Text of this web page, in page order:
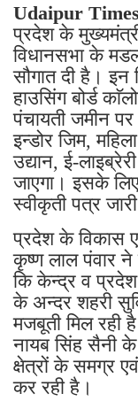
Udaipur
प्रदेश के
विधानसभा के
सौगात दी है। इन
हाउसिंग बोर्ड
पंचायती जमीन
इन्डोर जिम,
उद्यान, ई-
जाएगा। इसके
स्वीकृती पत्र
प्रदेश के विकास
कृष्ण लाल पंवार
कि केन्द्र व
के अन्दर शहरी
मजबूती मिल रही
नायब सिंह सैनी
क्षेत्रों के समग्र
कर रही है।